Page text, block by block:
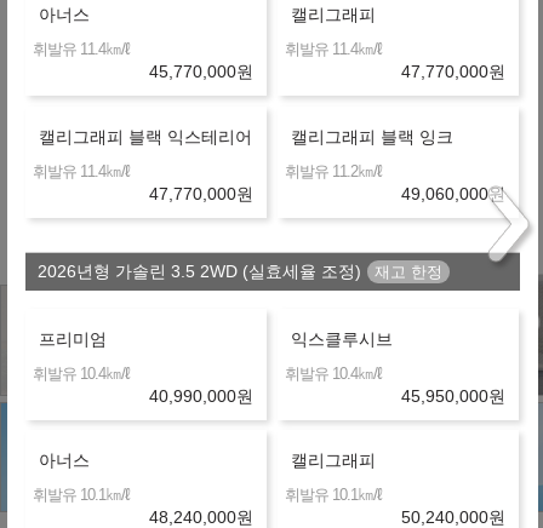
선수+보증금
※ 약정거리 : 2만km/년
※ 보험 : 대인 무한, 대물 1억, 26세이상
※ 정비 : 미포함
아너스
휘발유 11.4㎞/ℓ
45,770,000원
캘리그래피
휘발유 11.4㎞/ℓ
47,770,000원
캘리그래피 블랙 익스테리어
휘발유 11.4㎞/ℓ
47,770,000원
캘리그래피 블랙 잉크
휘발유 11.2㎞/ℓ
49,060,000원
2026년형 가솔린 3.5 2WD (실효세율 조정)
프리미엄
휘발유 10.4㎞/ℓ
40,990,000원
익스클루시브
휘발유 10.4㎞/ℓ
45,950,000원
아너스
휘발유 10.1㎞/ℓ
48,240,000원
캘리그래피
휘발유 10.1㎞/ℓ
50,240,000원